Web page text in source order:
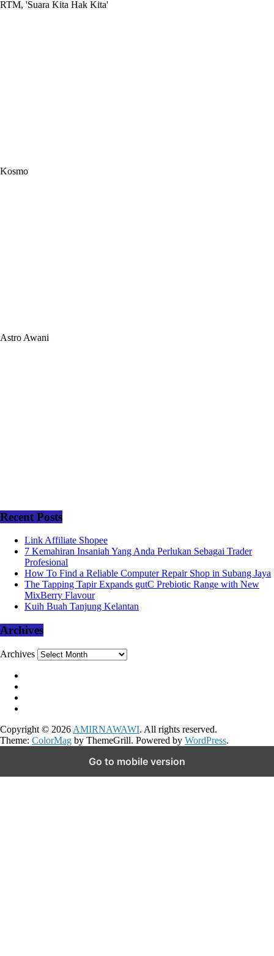
RTM, 'Suara Kita Hak Kita'
Kosmo
Astro Awani
Recent Posts
Link Affiliate Shopee
7 Kemahiran Insaniah Yang Anda Perlukan Sebagai Trader
Profesional
How To Find a Reliable Computer Repair Shop in Subang Jaya
The Tapping Tapir Expands gutC Prebiotic Range with New
MixBerry Flavour
Kuih Buah Tanjung Kelantan
Archives
Archives
Copyright © 2026 AMIRNAWAWI. All rights reserved.
Theme: ColorMag by ThemeGrill. Powered by WordPress.
Go to mobile version